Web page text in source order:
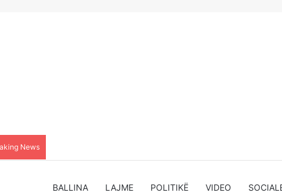
News
BALLINA LAJME POLITIKË VIDEO